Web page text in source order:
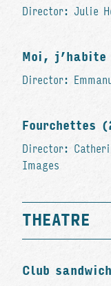
Director: Julie
Moi,
Director:
Fourchettes
Director:
Images
THEATRE
Club